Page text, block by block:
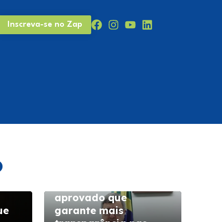
Inscreva-se no Zap
aprovado que
garante mais